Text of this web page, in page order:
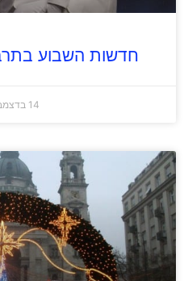
חדשות השבוע
14 בדצמבר 2016